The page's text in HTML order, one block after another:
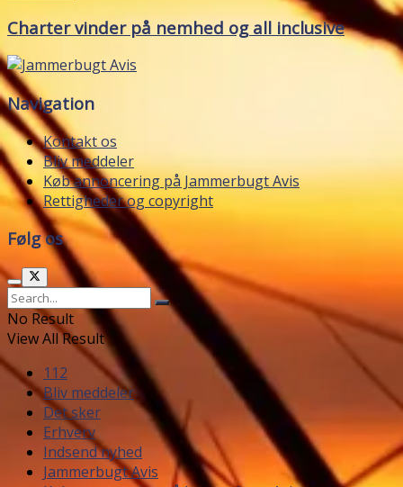
Charter vinder på nemhed og all inclusive
Navigation
Kontakt os
Bliv meddeler
Køb annoncering på Jammerbugt Avis
Rettigheder og copyright
Følg os
No Result
View All Result
112
Bliv meddeler
Det sker
Erhverv
Indsend nyhed
Jammerbugt Avis